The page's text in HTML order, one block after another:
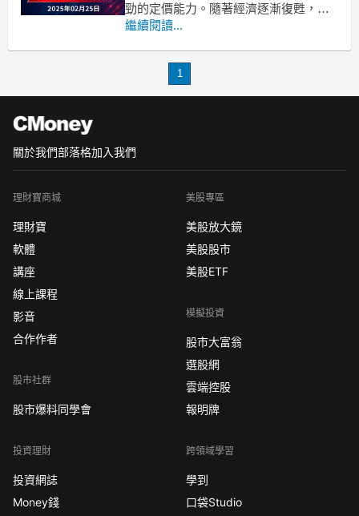
勁的定價能力。隨著經濟逐漸復甦，摩
根士丹利的分析師們對消費服務領域持
告中指出，服務型企業的定價能力仍然
繼續閱讀...
1
關於我們部落格加入我們
理財寶商城
理財寶
軟體
講座
線上課程
影音
合作作者
股市社群
股市爆料同學會
投資理財
投資網誌
Money錢
美股專區
美股放大鏡
美股股市
美股ETF
模擬投資
股市大富翁
選股網
雲端控股
報明牌
跨領域學習
學到
口袋Studio